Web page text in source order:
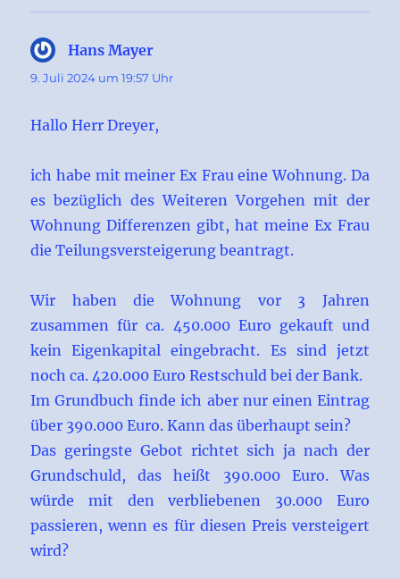
Hans Mayer
9. Juli 2024 um 19:57 Uhr
Hallo Herr Dreyer,
ich habe mit meiner Ex Frau eine Wohnung. Da
es bezüglich des Weiteren Vorgehen mit der
Wohnung Differenzen gibt, hat meine Ex Frau
die Teilungsversteigerung beantragt.
Wir haben die Wohnung vor 3 Jahren
zusammen für ca. 450.000 Euro gekauft und
kein Eigenkapital eingebracht. Es sind jetzt
noch ca. 420.000 Euro Restschuld bei der Bank.
Im Grundbuch finde ich aber nur einen Eintrag
über 390.000 Euro. Kann das überhaupt sein?
Das geringste Gebot richtet sich ja nach der
Grundschuld, das heißt 390.000 Euro. Was
würde mit den verbliebenen 30.000 Euro
passieren, wenn es für diesen Preis versteigert
wird?